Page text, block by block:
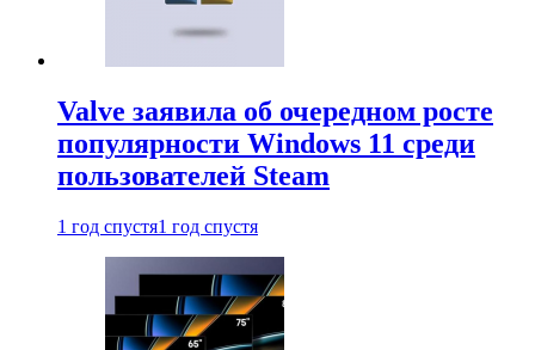
Valve заявила об очередном росте
популярности Windows 11 среди
пользователей Steam
1 год спустя1 год спустя